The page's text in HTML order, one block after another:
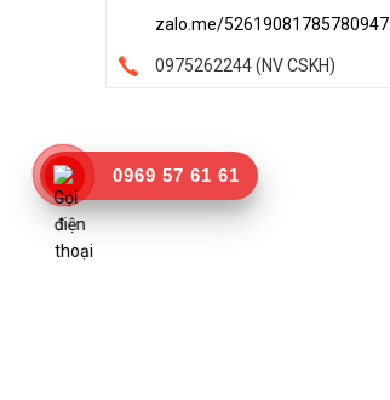
0969 57 61 61
zalo.me/52619081785780947
0975262244 (NV CSKH)